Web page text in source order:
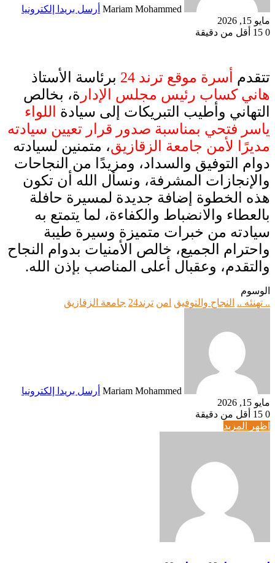
Mariam Mohammed أرسل بريدا إلكترونيا
مايو 15, 2026
0
أقل من دقيقة
تتقدم أسرة موقع ترند 24
برئاسة الأستاذ
هاني كساب رئيس مجلس الإدار ة، بخالص
التهاني وأطيب التبريكات إلى سيادة
اللواء
ياسر فتحي بمناسبة صدور قرار تعيين سيادته
مديرًا لأمن جامعة الزقازيق، متمنين لسيادته
دوام التوفيق والسداد، ومزيدًا من النجاحات
والإنجازات المشرفة، ونسأل الله أن تكون
هذه الخطوة إضافة جديدة لمسيرة حافلة
بالعطاء والانضباط والكفاءة، لما يتمتع به
سيادته من خبرات متميزة وسيرة طيبة
واحترام الجميع، خالص الأمنيات بدوام النجاح
والتقدم، وعقبال أعلى المناصب بإذن الله.
الوسوم
.. تهنئه .. النجاح والتوفيق امن ترند24 جامعة الزقازيق
Mariam Mohammed أرسل بريدا إلكترونيا
مايو 15, 2026
0
أقل من دقيقة
اظهر المزيد